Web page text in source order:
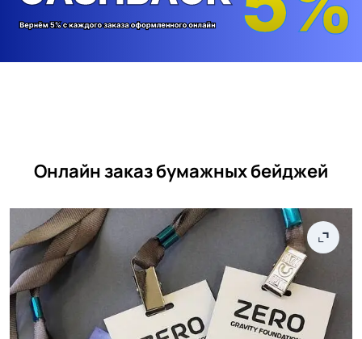
Онлайн заказ бумажных бейджей